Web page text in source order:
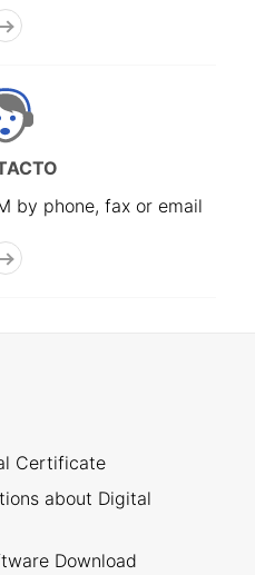
by phone, fax or email
Certificate
about Digital
Download